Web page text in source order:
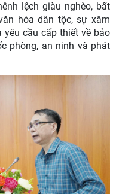
lệch giàu nghèo, bất
hóa dân tộc, sự xâm
cầu cấp thiết về bảo
phòng, an ninh và phát